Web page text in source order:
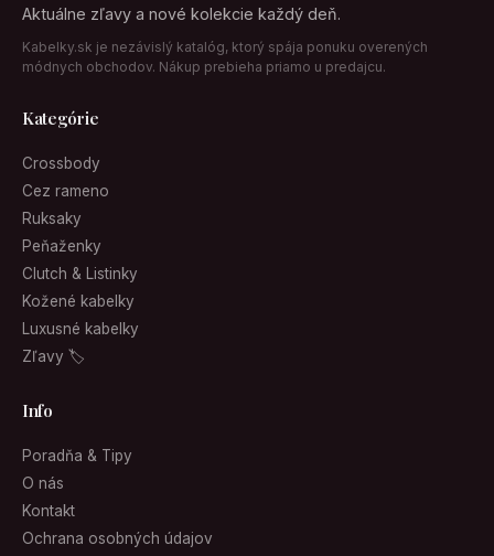
Aktuálne zľavy a nové kolekcie každý deň.
Kabelky.sk je nezávislý katalóg, ktorý spája ponuku overených
módnych obchodov. Nákup prebieha priamo u predajcu.
Kategórie
Crossbody
Cez rameno
Ruksaky
Peňaženky
Clutch & Listinky
Kožené kabelky
Luxusné kabelky
Zľavy 🏷
Info
Poradňa & Tipy
O nás
Kontakt
Ochrana osobných údajov